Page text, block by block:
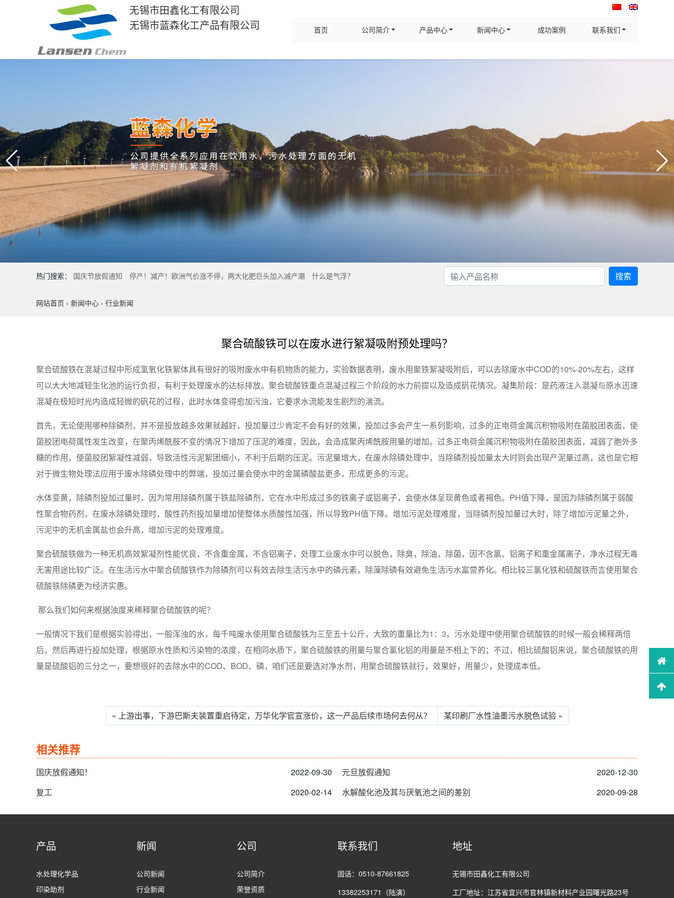
无锡市田鑫化工有限公司
无锡市蓝森化工产品有限公司
首页 公司简介 产品中心 新闻中心 成功案例 联系我们
热门搜索： 国庆节放假通知 停产！减产！欧洲气价涨不停，两大化肥巨头加入减产潮 什么是气浮？ 搜索
网站首页 › 新闻中心 › 行业新闻
聚合硫酸铁可以在废水进行絮凝吸附预处理吗？
聚合硫酸铁在混凝过程中形成氢氧化铁絮体具有很好的吸附废水中有机物质的能力，实验数据表明，废水用聚铁絮凝吸附后，可以去除废水中COD的10%-20%左右，这样
可以大大地减轻生化池的运行负担，有利于处理废水的达标排放。聚合硫酸铁重点混凝过程三个阶段的水力前提以及造成矾花情况。凝集阶段：是药液注入混凝与原水迅速
混凝在极短时光内造成轻微的矾花的过程，此时水体变得愈加污浊，它要求水流能发生剧烈的湍流。
首先，无论使用哪种除磷剂，并不是投放越多效果就越好，投加量过少肯定不会有好的效果，投加过多会产生一系列影响，过多的正电荷金属沉积物吸附在菌胶团表面，使
菌胶团电荷属性发生改变，在聚丙烯酰胺不变的情况下增加了压泥的难度，因此，会造成聚丙烯酰胺用量的增加。过多正电荷金属沉积物吸附在菌胶团表面，减弱了胞外多
糖的作用，使菌胶团絮凝性减弱，导致活性污泥絮团细小，不利于后期的压泥。污泥量增大，在废水除磷处理中，当除磷剂投加量太大时则会出现产泥量过高，这也是它相
对于微生物处理法应用于废水除磷处理中的弊端，投加过量会使水中的金属磷酸盐更多，形成更多的污泥。
水体变黄，除磷剂投加过量时，因为常用除磷剂属于铁盐除磷剂，它在水中形成过多的铁离子或铝离子，会使水体呈现黄色或者褐色。PH值下降，是因为除磷剂属于弱酸
性聚合物药剂，在废水除磷处理时，酸性药剂投加量增加使整体水质酸性加强，所以导致PH值下降。增加污泥处理难度，当除磷剂投加量过大时，除了增加污泥量之外，
污泥中的无机金属盐也会升高，增加污泥的处理难度。
聚合硫酸铁做为一种无机高效絮凝剂性能优良，不含重金属，不含铝离子，处理工业废水中可以脱色，除臭，除油，除菌，因不含氯、铝离子和重金属离子，净水过程无毒
无害用途比较广泛。在生活污水中聚合硫酸铁作为除磷剂可以有效去除生活污水中的磷元素，除藻除磷有效避免生活污水富营养化。相比较三氯化铁和硫酸铁而言使用聚合
硫酸铁除磷更为经济实惠。
那么我们如何来根据浊度来稀释聚合硫酸铁的呢？
一般情况下我们是根据实验得出，一般浑浊的水，每千吨废水使用聚合硫酸铁为三至五十公斤，大致的重量比为1：3。污水处理中使用聚合硫酸铁的时候一般会稀释两倍
后，然后再进行投加处理，根据原水性质和污染物的浓度，在相同水质下，聚合硫酸铁的用量与聚合氯化铝的用量是不相上下的；不过，相比硫酸铝来说，聚合硫酸铁的用
量是硫酸铝的三分之一，要想很好的去除水中的COD、BOD、磷，咱们还是要选对净水剂，用聚合硫酸铁就行，效果好，用量少，处理成本低。
« 上游出事，下游巴斯夫装置重启待定，万华化学官宣涨价，这一产品后续市场何去何从？ 某印刷厂水性油墨污水脱色试验 »
相关推荐
国庆放假通知！ 2022-09-30 元旦放假通知
2020-12-30
复工
2020-02-14 水解酸化池及其与厌氧池之间的差别 2020-09-28
产品
水处理化学品
印染助剂
新闻
公司新闻
行业新闻
公司
公司简介
荣誉资质
联系我们
固话：0510-87661825
13382253171（陆演）
地址
无锡市田鑫化工有限公司
工厂地址：江苏省宜兴市官林镇新材料产业园曙光路23号